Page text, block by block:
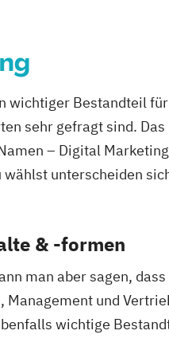
wichtiger Bestandteil
sehr gefragt sind.
– Digital
wählst unterscheiden
& -formen
man aber sagen,
Management und
wichtige